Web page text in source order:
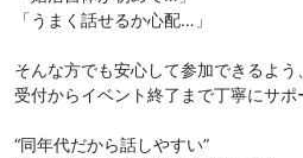
「うまく話せるか心配…」
そんな方でも安心して参加できるよう、
受付からイベント終了まで丁寧にサポ
“同年代だから話しやすい”